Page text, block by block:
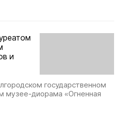
и
государственном
музее-диорама «Огненная